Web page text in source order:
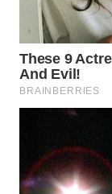
SUMEDANG
CIANJUR
WN
SERIBU
WN